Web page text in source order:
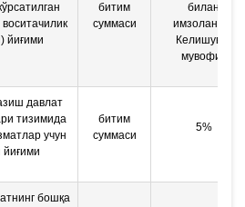
йиғими
битим
суммаси
билан
имзоланган
Келишувга
мувофиқ
давлат
тизимида
учун
йиғими
битим
суммаси
5%
бошқа